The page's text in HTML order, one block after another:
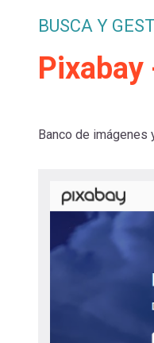
mi
cuenta
de
ayuda
la
BUSCA Y
Pixabay
Banco de imágenes